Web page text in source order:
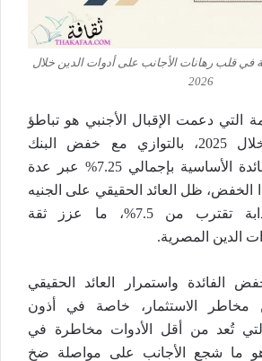
في قلب رهانات الأجانب على أدوات الدين خلال
2026
التي دعمت الإقبال الأجنبي هو تباطؤ
معدلات التضخم خلال 2025، بالتوازي مع خفض البنك
المركزي أسعار الفائدة الأساسية بإجمالي 7.25% عبر عدة
الخفض، ظل العائد الحقيقي على الجنيه
عند مستويات جذابة تقترب من 7.5%، ما عزز ثقة
الدين المصرية.
الفائدة واستمرار العائد الحقيقي
مخاطر الاستثمار، خاصة في أذون
تُعد من أقل الأدوات مخاطرة في
ما شجع الأجانب على مواصلة ضخ